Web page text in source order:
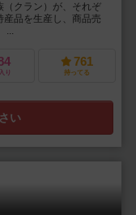
クラン）が、それぞ
品を生産し、商品売
...
り
761
持ってる
い